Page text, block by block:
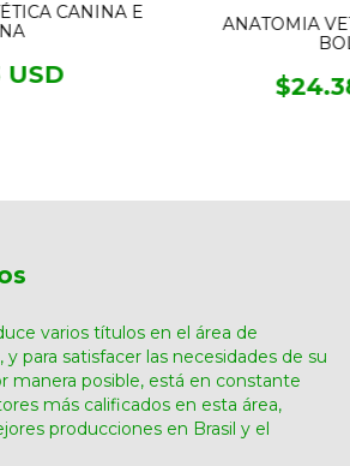
CANINA E
USD
ANATOMIA
varios títulos en el área de
y para satisfacer las necesidades de su
manera posible, está en constante
más calificados en esta área,
producciones en Brasil y el